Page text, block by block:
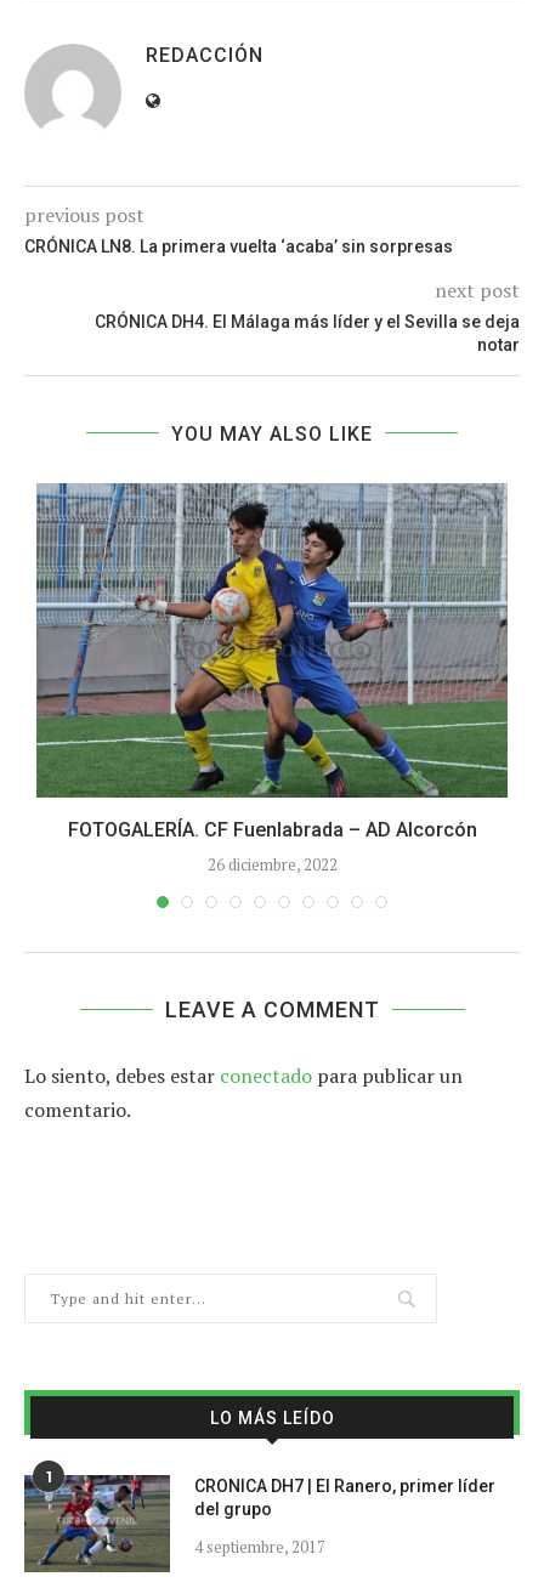
REDACCIÓN
previous post
CRÓNICA LN8. La primera vuelta ‘acaba’ sin sorpresas
next post
CRÓNICA DH4. El Málaga más líder y el Sevilla se deja
notar
YOU MAY ALSO LIKE
FOTOGALERÍA. CF Fuenlabrada – AD Alcorcón
26 diciembre, 2022
LEAVE A COMMENT
Lo siento, debes estar conectado para publicar un
comentario.
LO MÁS LEÍDO
1
CRONICA DH7 | El Ranero, primer líder
del grupo
4 septiembre, 2017